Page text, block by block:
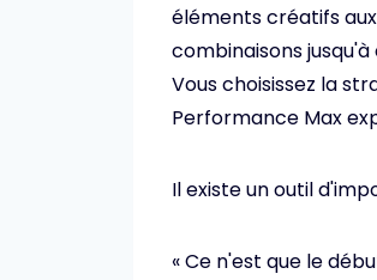
éléments créatifs
combinaisons
Vous choisissez la
Performance Max
Il existe un outil
« Ce n'est que le